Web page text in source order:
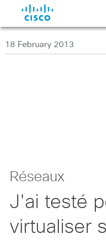
18 February 2013
Réseaux
J'ai testé
virtualiser